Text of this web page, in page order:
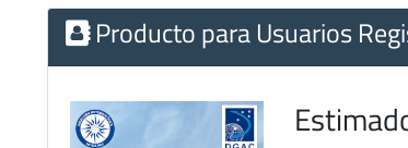
Producto para Usuarios